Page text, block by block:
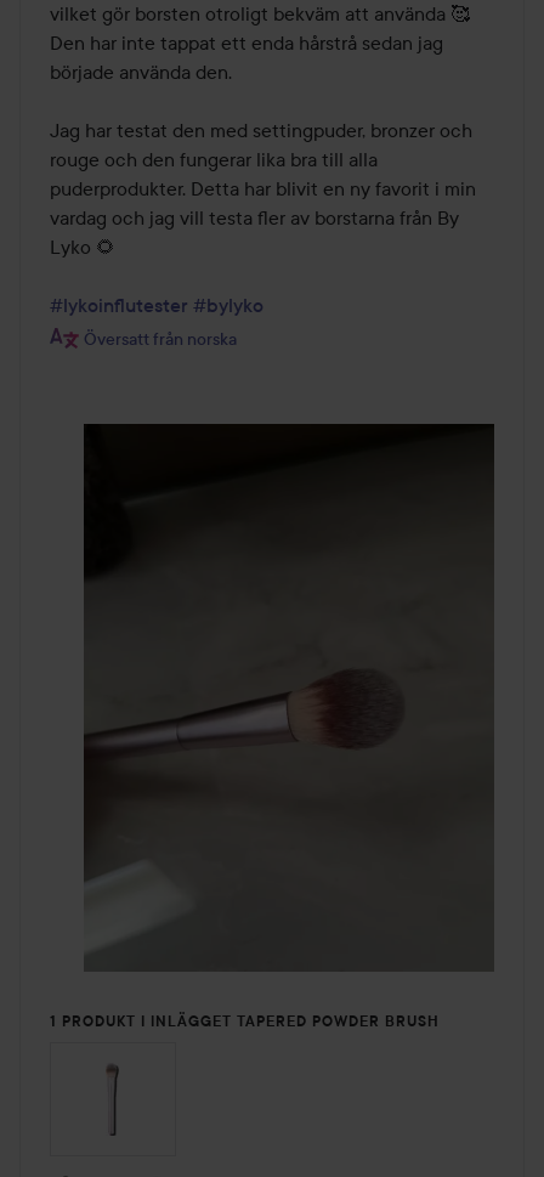
vilket gör borsten otroligt bekväm att använda 🥰
Den har inte tappat ett enda hårstrå sedan jag
började använda den.
Jag har testat den med settingpuder, bronzer och
rouge och den fungerar lika bra till alla
puderprodukter. Detta har blivit en ny favorit i min
vardag och jag vill testa fler av borstarna från By
Lyko 🌻
#lykoinflutester #bylyko
Översatt från norska
1 PRODUKT I INLÄGGET TAPERED POWDER BRUSH